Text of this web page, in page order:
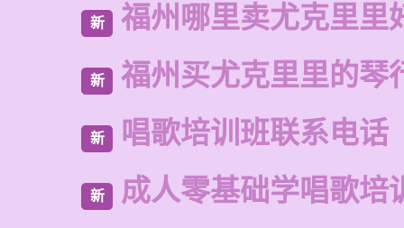
新 福州哪里卖尤克里里
新 福州买尤克里里的琴
新 唱歌培训班联系电话
新 成人零基础学唱歌培